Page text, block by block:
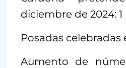
diciembre de 2024: 1
Posadas celebradas
Aumento de